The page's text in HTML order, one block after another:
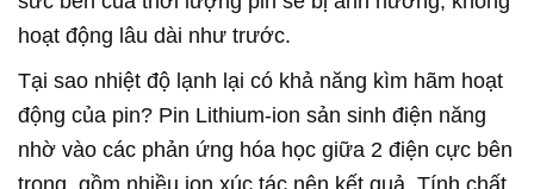
hoạt động lâu dài như trước.
Tại sao nhiệt độ lạnh lại có khả năng kìm hãm hoạt
động của pin? Pin Lithium-ion sản sinh điện năng
nhờ vào các phản ứng hóa học giữa 2 điện cực bên
trong, gồm nhiều ion xúc tác nên kết quả. Tính chất